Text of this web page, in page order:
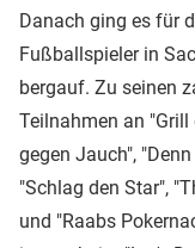
Danach ging es für
Fußballspieler in
bergauf. Zu seinen
Teilnahmen an "Grill
gegen Jauch",
"Schlag den Star",
und "Raabs